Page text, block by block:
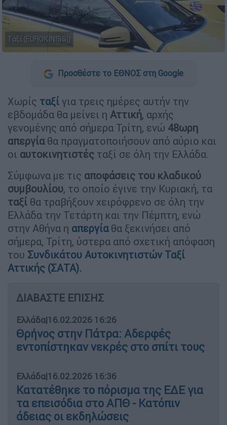
Ταξί (ΕUROKINISSI)
Προσθέστε το ΕΘΝΟΣ στη Google
Χωρίς ταξί για τρεις ημέρες αυτήν την
εβδομάδα θα μείνει η Αττική, αρχής
γενομένης από σήμερα Τρίτη, ενώ 48ωρη
απεργίαθα πραγματοποιήσουν από αύριο και
οι αυτοκινητιστές ταξί σε όλη την Ελλάδα.
Σύμφωνα με τις αποφάσεις του κλαδικού
συμβουλίου, το οποίο έγινε την Κυριακή, τα
ταξί θα τραβήξουν χειρόφρενο σε όλη την
Ελλάδα την Τετάρτη και την Πέμπτη, ενώ
στην Αθήνα η απεργία θα ξεκινήσει από
σήμερα, Τρίτη, ύστερα από σχετική απόφαση
του Συνδικάτου Αυτοκινητιστών Ταξί
Αττικής (ΣΑΤΑ).
ΔΙΑΒΑΣΤΕ ΕΠΙΣΗΣ
Ελλάδα|16.02.2026 16:26
Θρήνος στην Πάτρα: Αδερφές
εντοπίστηκαν νεκρές στο σπίτι τους
Ελλάδα|16.02.2026 16:36
Κατατέθηκε το πόρισμα της ΕΔΕ για
τα επεισόδια στο ΑΠΘ - Κατόπιν
άδειας οι εκδηλώσεις